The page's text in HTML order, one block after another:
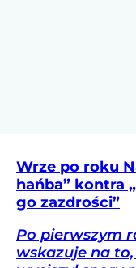
Wrze po roku
hańba” kontra
go zazdrości”
Po pierwszym
wskazuje na